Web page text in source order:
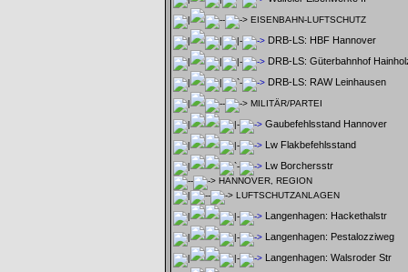
EISENBAHN-LUFTSCHUTZ
DRB-LS: HBF Hannover
DRB-LS: Güterbahnhof
DRB-LS: RAW Leinhausen
MILITÄR/PARTEI
Gaubefehlsstand Hannover
Lw Flakbefehlsstand
Lw Borchersstr
HANNOVER, REGION
LUFTSCHUTZANLAGEN
Langenhagen: Hackethalstr
Langenhagen: Pestalozziweg
Langenhagen: Walsroder Str